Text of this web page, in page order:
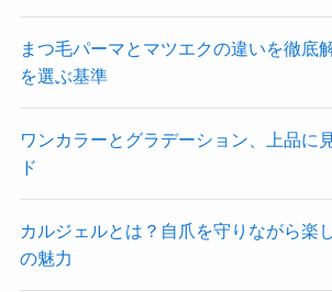
まつ毛パーマとマツエクの違いを徹底
を選ぶ基準
ワンカラーとグラデーション、上品に
ド
カルジェルとは？自爪を守りながら楽
の魅力